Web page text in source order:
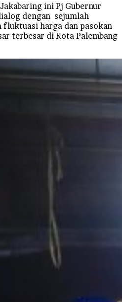
ini Pj Gubernur
dengan sejumlah
harga dan pasokan
terbesar di Kota Palembang